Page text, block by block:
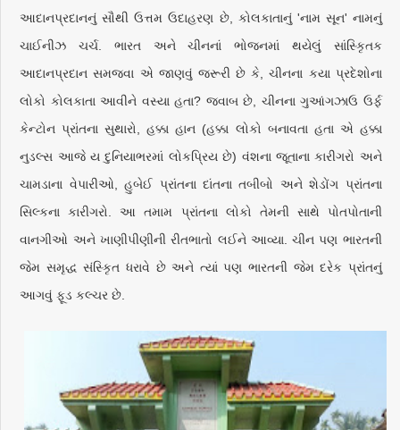
આદાનપ્રદાનનું સૌથી ઉત્તમ ઉદાહરણ છે, કોલકાતાનું 'નામ સૂન' નામનું
ચાઈનીઝ ચર્ચ. ભારત અને ચીનનાં ભોજનમાં થયેલું સાંસ્કૃિતક
આદાનપ્રદાન સમજવા એ જાણવું જરૂરી છે કે, ચીનના કયા પ્રદેશોના
લોકો કોલકાતા આવીને વસ્યા હતા? જવાબ છે, ચીનના ગુઆંગઝાઉ ઉર્ફ
કેન્ટોન પ્રાંતના સુથારો, હક્કા હાન (હક્કા લોકો બનાવતા હતા એ હક્કા
નુડલ્સ આજે ય દુનિયાભરમાં લોકપ્રિય છે) વંશના જૂતાના કારીગરો અને
ચામડાના વેપારીઓ, હુબેઈ પ્રાંતના દાંતના તબીબો અને શેડોંગ પ્રાંતના
સિલ્કના કારીગરો. આ તમામ પ્રાંતના લોકો તેમની સાથે પોતપોતાની
વાનગીઓ અને ખાણીપીણીની રીતભાતો લઈને આવ્યા. ચીન પણ ભારતની
જેમ સમૃદ્ધ સંસ્કૃિત ધરાવે છે અને ત્યાં પણ ભારતની જેમ દરેક પ્રાંતનું
આગવું ફૂડ કલ્ચર છે.